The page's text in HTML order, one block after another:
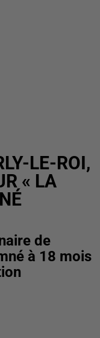
LE-ROI,
« LA
de
à 18 mois